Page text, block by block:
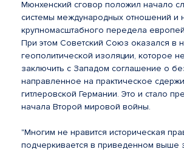
Мюнхенский сговор положил начало
системы международных отношений и
крупномасштабного передела
При этом Советский Союз оказался в
геополитической изоляции, которое
заключить с Западом соглашение о
направленное на практическое
гитлеровской Германии. Это и стало
начала Второй мировой войны.
"Многим не нравится историческая
подчеркивается в приведенном